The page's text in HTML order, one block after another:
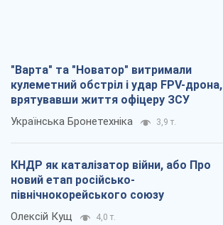
"Варта" та "Новатор" витримали
кулеметний обстріл і удар FPV-дрона,
врятувавши життя офіцеру ЗСУ
Українська Бронетехніка 3,9 т.
КНДР як каталізатор війни, або Про
новий етап російсько-
північнокорейського союзу
Олексій Кущ 4,0 т.